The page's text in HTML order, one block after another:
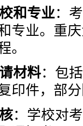
和专业：
专业。重
。
材料：包
印件，部
：学校对